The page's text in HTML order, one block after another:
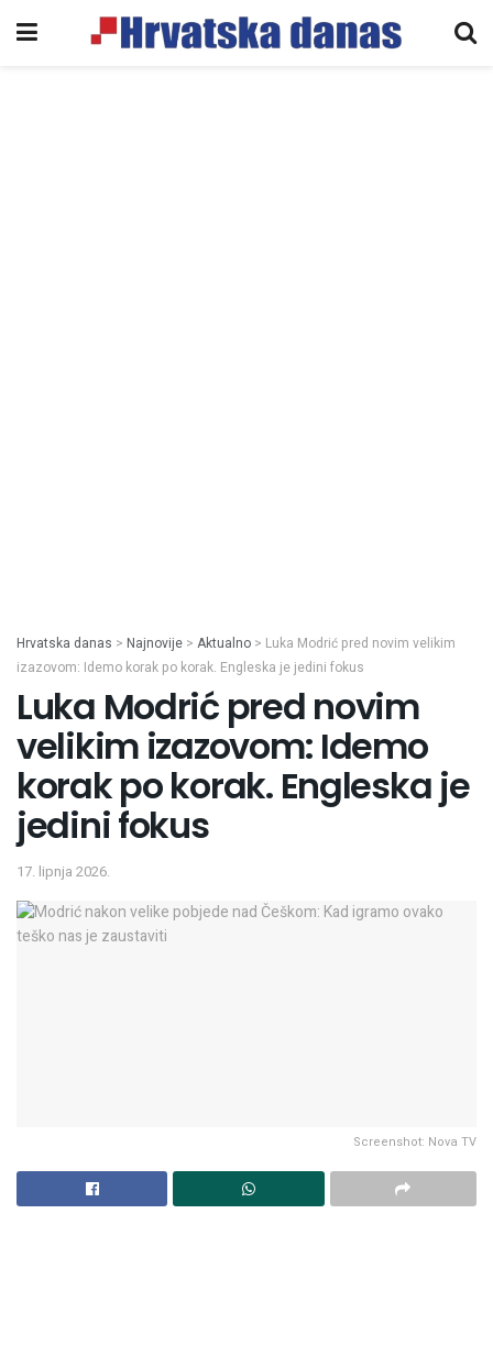
Hrvatska danas > Najnovije > Aktualno > Luka Modrić pred novim velikim
izazovom: Idemo korak po korak. Engleska je jedini fokus
Luka Modrić pred novim
velikim izazovom: Idemo
korak po korak. Engleska je
jedini fokus
17. lipnja 2026.
Screenshot: Nova TV